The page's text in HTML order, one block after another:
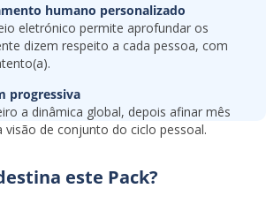
humano personalizado
eletrónico permite aprofundar os
dizem respeito a cada pessoa, com
progressiva
a dinâmica global, depois afinar mês
de conjunto do ciclo pessoal.
este Pack?